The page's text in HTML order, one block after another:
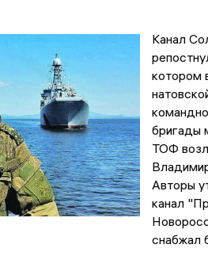
Канал
котором
бригады
ТОФ
Авторы
канал
снабжал